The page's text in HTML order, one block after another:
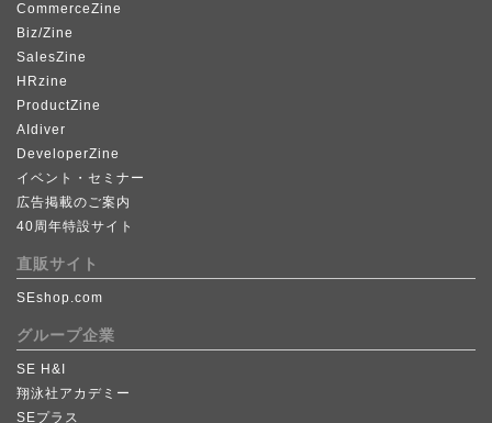
CommerceZine
Biz/Zine
SalesZine
HRzine
ProductZine
AIdiver
DeveloperZine
イベント・セミナー
広告掲載のご案内
40周年特設サイト
直販サイト
SEshop.com
グループ企業
SE H&I
翔泳社アカデミー
SEプラス